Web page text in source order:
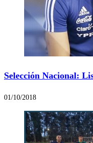
Selección Nacional:
01/10/2018